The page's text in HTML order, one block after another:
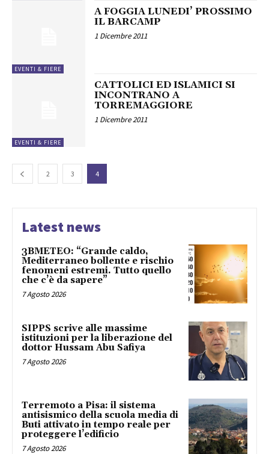
EVENTI & FIERE
A FOGGIA LUNEDI’ PROSSIMO
IL BARCAMP
1 Dicembre 2011
EVENTI & FIERE
CATTOLICI ED ISLAMICI SI
INCONTRANO A
TORREMAGGIORE
1 Dicembre 2011
2 3 4
Latest news
3BMETEO: “Grande caldo,
Mediterraneo bollente e rischio
fenomeni estremi. Tutto quello
che c’è da sapere”
7 Agosto 2026
SIPPS scrive alle massime
istituzioni per la liberazione del
dottor Hussam Abu Safiya
7 Agosto 2026
Terremoto a Pisa: il sistema
antisismico della scuola media di
Buti attivato in tempo reale per
proteggere l’edificio
7 Agosto 2026